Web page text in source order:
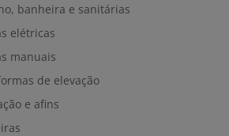
banheira e sanitárias
elétricas
manuais
de elevação
e afins